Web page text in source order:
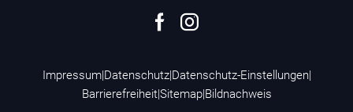
Impressum|Datenschutz|Datenschutz-Einstellungen|
Barrierefreiheit|Sitemap|Bildnachweis